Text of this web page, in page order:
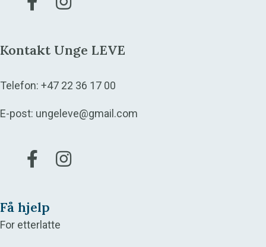
Kontakt Unge LEVE
Telefon: +47 22 36 17 00
E-post: ungeleve@gmail.com
Gå til vår Facebook
Gå til vår Instagram
Få hjelp
For etterlatte